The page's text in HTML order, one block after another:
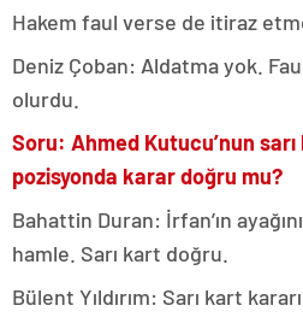
Hakem faul verse de itiraz
Deniz Çoban: Aldatma yok.
olurdu.
Soru: Ahmed Kutucu’nun
pozisyonda karar doğru mu?
Bahattin Duran: İrfan’ın
hamle. Sarı kart doğru.
Bülent Yıldırım: Sarı kart